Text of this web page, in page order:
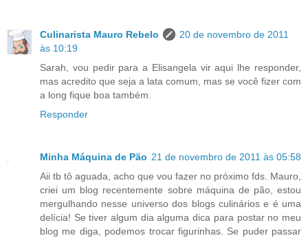
Culinarista Mauro Rebelo
20 de novembro de 2011
às 10:19
Sarah, vou pedir para a Elisangela vir aqui lhe responder,
mas acredito que seja a lata comum, mas se você fizer com
a long fique boa também.
Responder
Minha Máquina de Pão 21 de novembro de 2011 às 05:58
Aii tb tô aguada, acho que vou fazer no próximo fds. Mauro,
criei um blog recentemente sobre máquina de pão, estou
mergulhando nesse universo dos blogs culinários e é uma
delícia! Se tiver algum dia alguma dica para postar no meu
blog me diga, podemos trocar figurinhas. Se puder passar